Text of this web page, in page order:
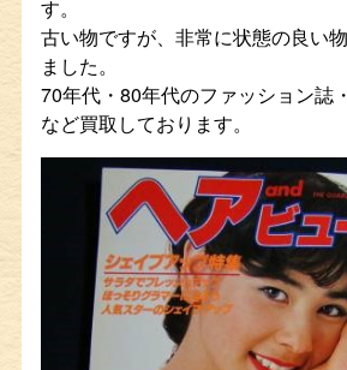
す。
古い物ですが、非常に状態の良い
ました。
70年代・80年代のファッション誌
など買取しております。